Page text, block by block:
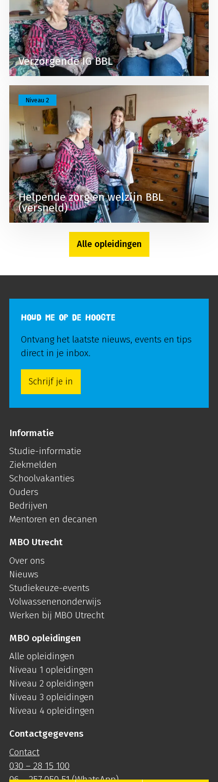
Verzorgende IG BBL
Helpende zorg en welzijn BBL
(versneld)
Niveau 2
Lees meer over Helpende zorg en welzijn BBL
Alle opleidingen
HOUD ME OP DE HOOGTE
Ontvang het laatste nieuws, events en tips
direct in je inbox.
Schrijf je in
Informatie
Studie-informatie
Ziekmelden
Schoolvakanties
Ouders
Bedrijven
Mentoren en decanen
MBO Utrecht
Over ons
Nieuws
Studiekeuze-events
Volwassenenonderwijs
Werken bij MBO Utrecht
MBO opleidingen
Alle opleidingen
Niveau 1 opleidingen
Niveau 2 opleidingen
Niveau 3 opleidingen
Niveau 4 opleidingen
Contactgegevens
Contact
030 – 28 15 100
06 – 257 050 51(WhatsApp)